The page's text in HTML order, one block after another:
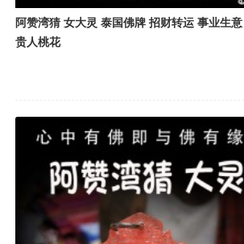
阿赞湾猜 女大灵 泰国佛牌 招财转运 事业生
贵人桃花